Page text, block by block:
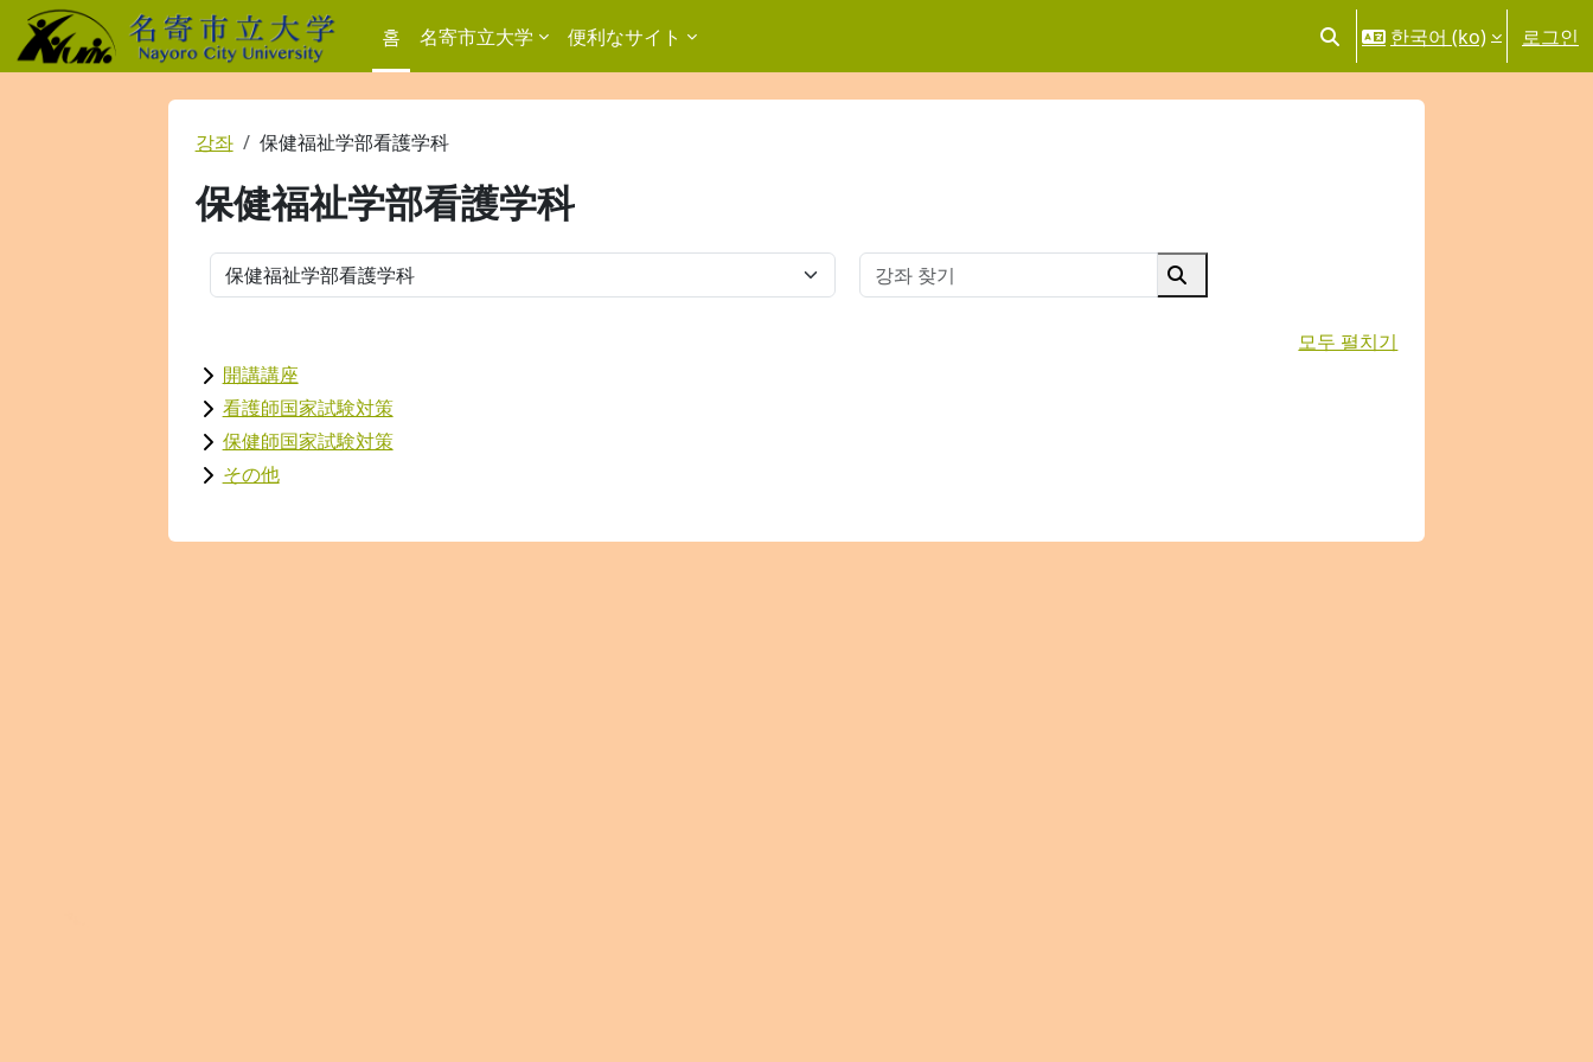
메인 콘텐츠로 건너뛰기
홈
名寄市立大学 便利なサイト 검색 입력 전환한국어 ‎(ko)‎ 로그인
강좌 保健福祉学部看護学科
保健福祉学部看護学科
강좌 범주
강좌 찾기
강좌 찾기
모두 펼치기
開講講座
看護師国家試験対策
保健師国家試験対策
その他